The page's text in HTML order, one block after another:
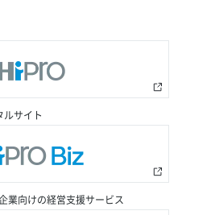
ルサイト
業向けの経営支援サービス